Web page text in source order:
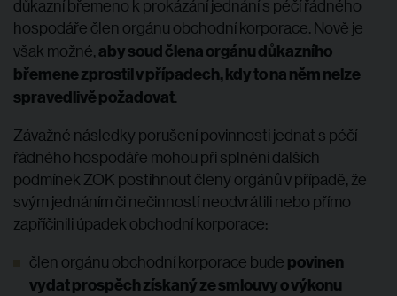
důkazní břemeno k prokázání jednání s péčí řádného
hospodáře člen orgánu obchodní korporace. Nově je
však možné,aby soud člena orgánu důkazního
břemene zprostil v případech, kdy to na něm nelze
spravedlivě požadovat.
Závažné následky porušení povinnosti jednat s péčí
řádného hospodáře mohou při splnění dalších
podmínek ZOK postihnout členy orgánů v případě, že
svým jednáním či nečinností neodvrátili nebo přímo
zapříčinili úpadek obchodní korporace:
člen orgánu obchodní korporace bude povinen
vydat prospěch získaný ze smlouvy o výkonu